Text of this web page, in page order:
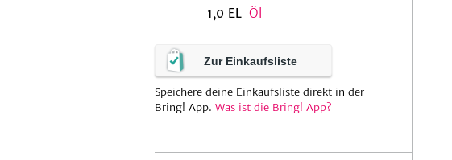
1,0 EL Öl
Zur Einkaufsliste
Speichere deine Einkaufsliste direkt in der
Bring! App. Was ist die Bring! App?